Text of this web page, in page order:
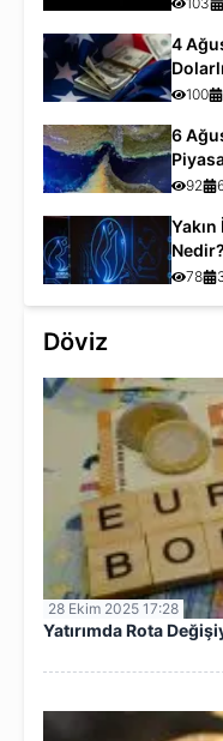
Döviz
28 Ekim 2025 17:28
Yatırımda Rota
4
100
6
92
Yakın
78